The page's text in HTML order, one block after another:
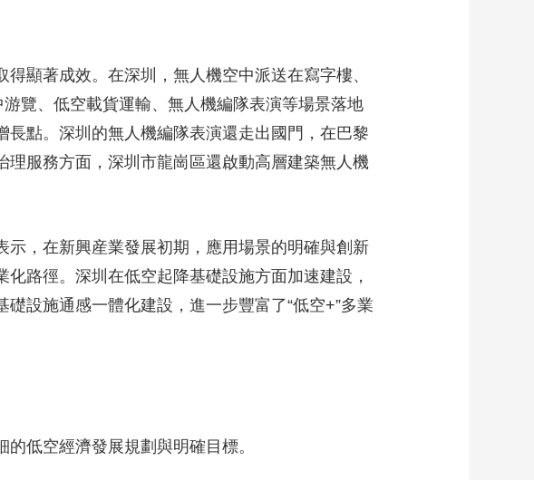
顯著成效。在深圳，無人機空中派送在寫字樓、
覽、低空載貨運輸、無人機編隊表演等場景落地
點。深圳的無人機編隊表演還走出國門，在巴黎
服務方面，深圳市龍崗區還啟動高層建築無人機
，在新興産業發展初期，應用場景的明確與創新
路徑。深圳在低空起降基礎設施方面加速建設，
設施通感一體化建設，進一步豐富了“低空+”多業
低空經濟發展規劃與明確目標。